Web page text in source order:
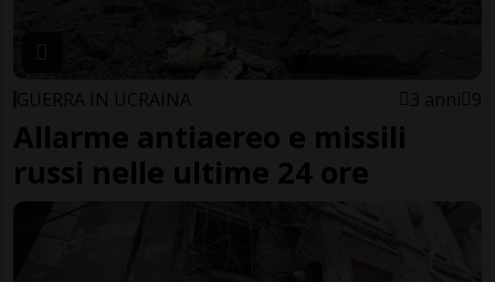
GUERRA IN UCRAINA 3 anni 9
Allarme antiaereo e missili
russi nelle ultime 24 ore